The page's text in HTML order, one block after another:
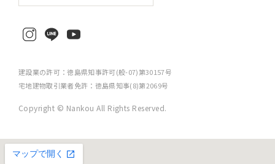
建設業の許可：徳島県知事許可(般-07)第30157号
宅地建物取引業者免許：徳島県知事(8)第2069号
Copyright © Nankou All Rights Reserved.